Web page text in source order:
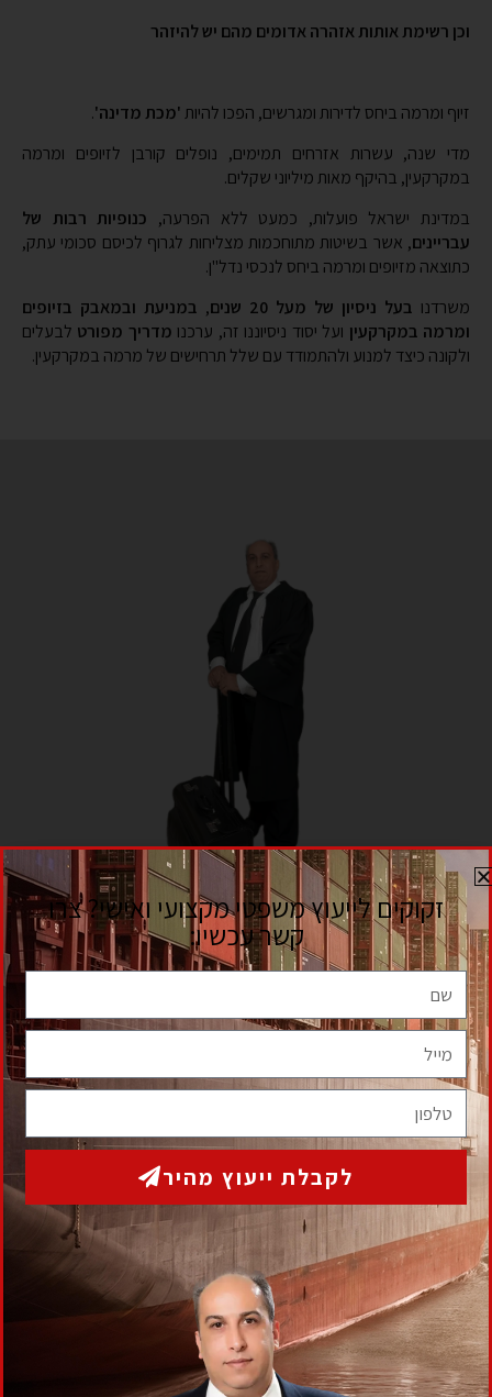
זיוף ומרמה ביחס לדירות ומגרשים, הפכו להיות'מכת מדינה'
במקרקעין, בהיקף מאות מיליוני שקלים.
במדינת ישראל פועלות, כמעט ללא הפרעה,כנופיות רבות של
עבריינים, אשר בשיטות מתוחכמות מצליחות לגרוף לכיסם סכומי עתק,
כתוצאה מזיופים ומרמה ביחס לנכסי נדל"ן.
משרדנו בעל ניסיון של מעל 20 שנים ,במניעת ובמאבק בזיופים
ומרמה במקרקעיןועל יסוד ניסיוננו זה, ערכנו מדריך מפורט
לבעלים
ולקונה כיצד למנוע ולהתמודד עם שלל תרחישים של מרמה במקרקעין.
המאמרים בסידרה
לקבלת ייעוץ ראשוני ללא התחייבות
תגיות
איך למנוע גניבת מקרקעין גבית חוב בעל עסק
דמי ניהול חברת ניהול הוצאה לפועל הסכם יבוא זיוף ומרמה מקרקעין חוב אבוד יבוא בינלאומי
יבוא בינלאומי בלעדי יבוא בלעדי יבוא טובין יבוא מקביל ייצוג משפטי עורכי דין
עורכי דין
משבר כלכלי קורונה משבר קורונה סעיף בלעדיות פטור ממס הכנסה
סרטן
פסק דין דייר סרבן קורבן למרמה במקרקעין קניית מקרקעין במרמה
שוכר תביעה פינוי דירה